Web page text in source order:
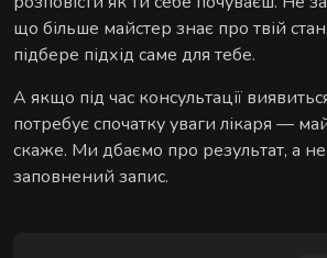
що більше майстер знає про твій
підбере підхід саме для тебе.
А якщо під час консультації
потребує спочатку уваги лікаря —
скаже. Ми дбаємо про результат, а
заповнений запис.